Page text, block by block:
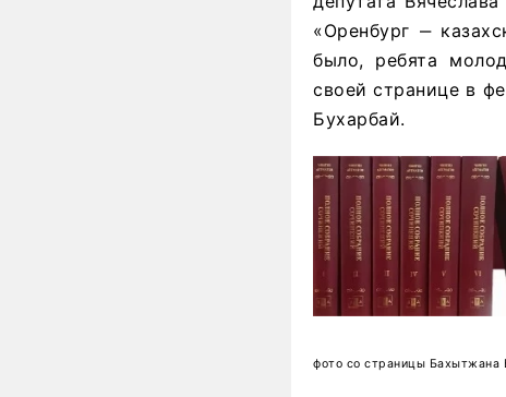
«Оренбург ‒
было, ребята
своей странице в
Бухарбай.
фото со страницы Бахытжана